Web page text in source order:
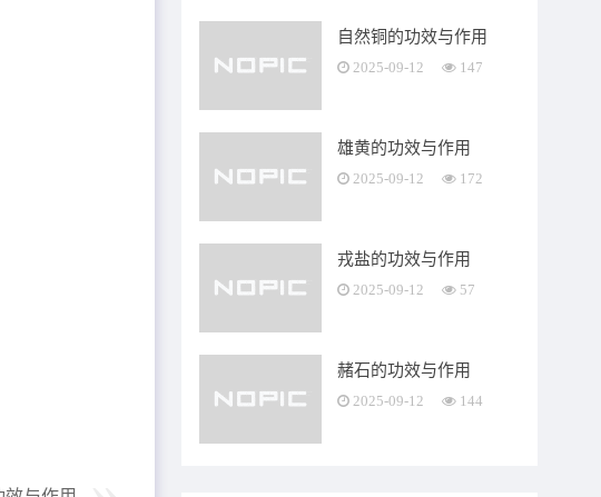
自然铜的功效与作用
2025-09-12 147
雄黄的功效与作用
2025-09-12 172
戎盐的功效与作用
2025-09-12 57
赭石的功效与作用
2025-09-12 144